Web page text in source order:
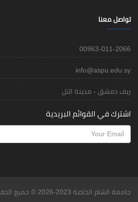
تواصل معنا
00963-011-2066
info@aspu.edu.sy
ريف دمشق - مدينة التل
اشترك في القوائم البريدية
جامعة الشام الخاصة 2023-2026 © جميع الحقوق محفوظة